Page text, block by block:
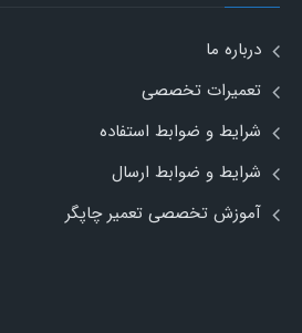
درباره ما
تعمیرات تخصصی
شرایط و ضوابط استفاده
شرایط و ضوابط ارسال
آموزش تخصصی تعمیر چاپگر